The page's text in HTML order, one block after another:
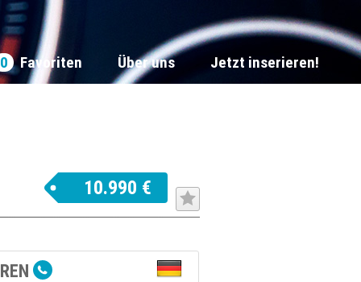
0 Favoriten Über uns Jetzt inserieren!
10.990 €